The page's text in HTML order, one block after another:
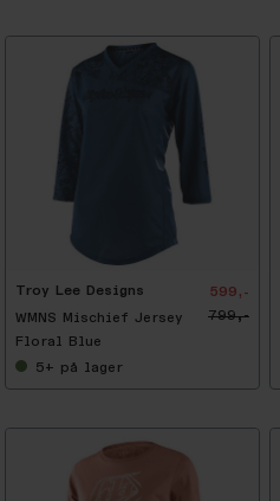
Troy Lee Designs
WMNS Mischief Jersey
599,-
799,-
Floral Blue
5+ på lager